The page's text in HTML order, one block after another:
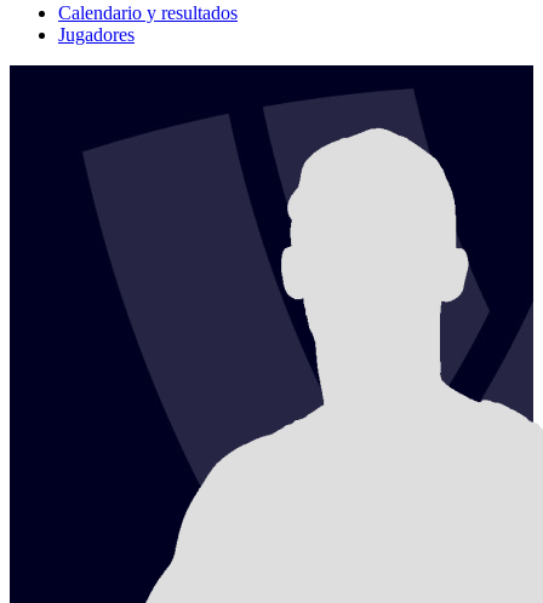
Calendario y resultados
Jugadores